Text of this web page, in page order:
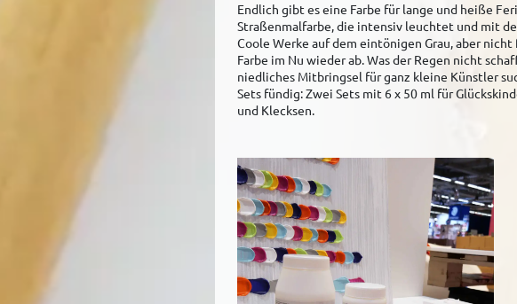
Endlich gibt es eine Farbe für lange und heiße
Straßenmalfarbe, die intensiv leuchtet und mit
Coole Werke auf dem eintönigen Grau, aber
Farbe im Nu wieder ab. Was der Regen nicht
niedliches Mitbringsel für ganz kleine Künstler
Sets fündig: Zwei Sets mit 6 x 50 ml für
und Klecksen.